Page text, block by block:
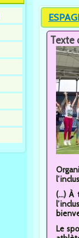
Texte
(...) À
Le